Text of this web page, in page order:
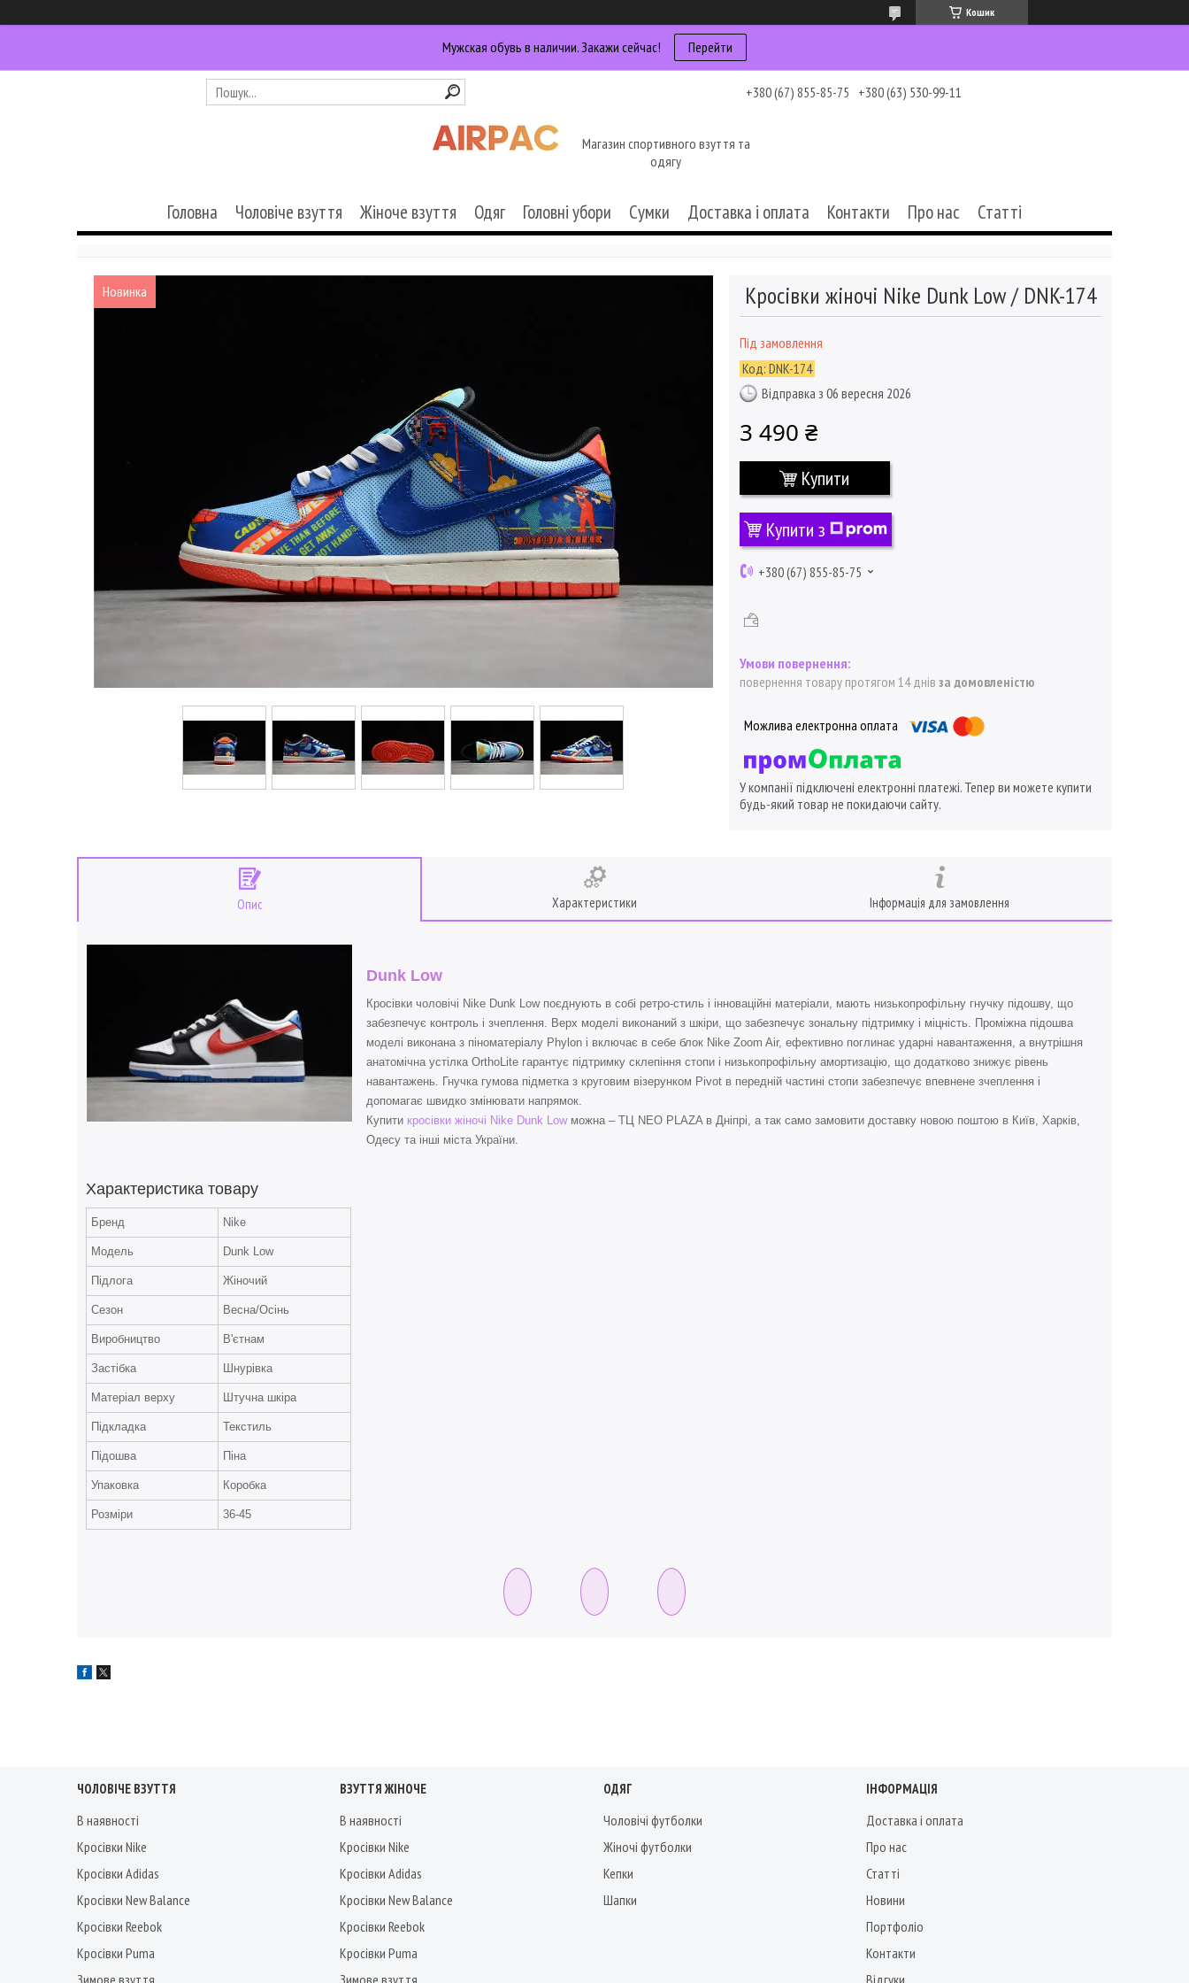
Кошик
Мужская обувь в наличии. Закажи сейчас! Перейти
+380 (67) 855-85-75 +380 (63) 530-99-11
Магазин спортивного взуття та
одягу
Головна Чоловіче взуття Жіноче взуття Одяг Головні убори Сумки Доставка і оплата Контакти Про нас Статті
Новинка Кросівки жіночі Nike Dunk Low / DNK-174
Під замовлення
Код: DNK-174
Відправка з 06 вересня 2026
3 490 ₴
Купити
Купити з
+380 (67) 855-85-75
повернення товару протягом 14 днів за домовленістю
У компанії підключені електронні платежі. Тепер ви можете купити
будь-який товар не покидаючи сайту.
Опис Характеристики Інформація для замовлення
Dunk Low
Кросівки чоловічі Nike Dunk Low поєднують в собі ретро-стиль і інноваційні матеріали, мають низькопрофільну гнучку підошву, що
забезпечує контроль і зчеплення. Верх моделі виконаний з шкіри, що забезпечує зональну підтримку і міцність. Проміжна підошва
моделі виконана з піноматеріалу Phylon і включає в себе блок Nike Zoom Air, ефективно поглинає ударні навантаження, а внутрішня
анатомічна устілка OrthoLite гарантує підтримку склепіння стопи і низькопрофільну амортизацію, що додатково знижує рівень
навантажень. Гнучка гумова підметка з круговим візерунком Pivot в передній частині стопи забезпечує впевнене зчеплення і
допомагає швидко змінювати напрямок.
Купити кросівки жіночі Nike Dunk Lowможна – ТЦ NEO PLAZA в Дніпрі, а так само замовити доставку новою поштою в Київ, Харків,
Одесу та інші міста України.
Характеристика товару
Бренд Nike
Модель Dunk Low
Підлога Жіночий
Сезон Весна/Осінь
Виробництво В'єтнам
Застібка Шнурівка
Матеріал верху Штучна шкіра
Підкладка Текстиль
Підошва Піна
Упаковка Коробка
Розміри 36-45
ЧОЛОВІЧЕ ВЗУТТЯ
В наявності
Кросівки Nike
Кросівки Adidas
Кросівки New Balance
Кросівки Reebok
Кросівки Puma
Зимове взуття
ВЗУТТЯ ЖІНОЧЕ
В наявності
Кросівки Nike
Кросівки Adidas
Кросівки New Balance
Кросівки Reebok
Кросівки Puma
Зимове взуття
ОДЯГ
Чоловічі футболки
Жіночі футболки
Кепки
Шапки
ІНФОРМАЦІЯ
Доставка і оплата
Про нас
Статті
Новини
Портфоліо
Контакти
Відгуки